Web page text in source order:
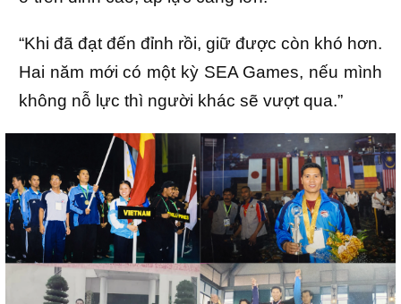
“Khi đã đạt đến đỉnh rồi, giữ được còn khó hơn.
Hai năm mới có một kỳ SEA Games, nếu mình
không nỗ lực thì người khác sẽ vượt qua.”